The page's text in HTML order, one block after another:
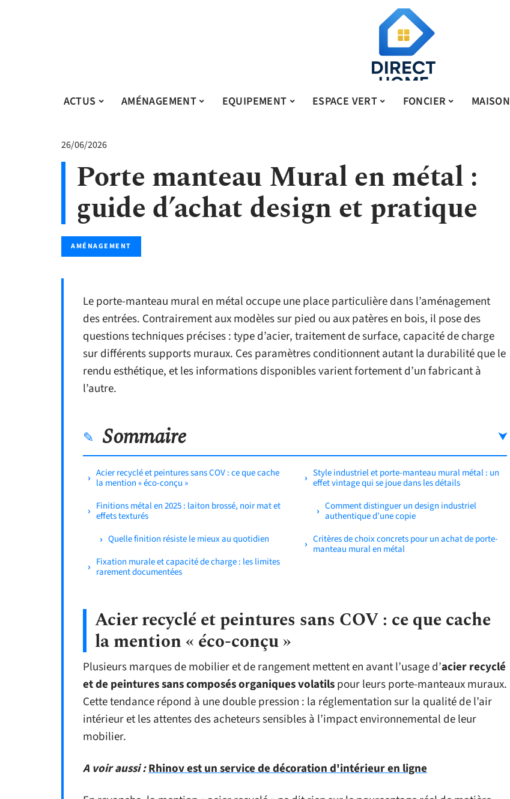
ACTUS AMÉNAGEMENT EQUIPEMENT ESPACE VERT FONCIER MAISON
26/06/2026
Porte manteau Mural en métal :
guide d’achat design et pratique
AMÉNAGEMENT
Le porte-manteau mural en métal occupe une place particulière dans l’aménagement
des entrées. Contrairement aux modèles sur pied ou aux patères en bois, il pose des
questions techniques précises : type d’acier, traitement de surface, capacité de charge
sur différents supports muraux. Ces paramètres conditionnent autant la durabilité que le
rendu esthétique, et les informations disponibles varient fortement d’un fabricant à
l’autre.
Sommaire
Acier recyclé et peintures sans COV : ce que cache
la mention « éco-conçu »
Finitions métal en 2025 : laiton brossé, noir mat et
effets texturés
Quelle finition résiste le mieux au quotidien
Fixation murale et capacité de charge : les limites
rarement documentées
Style industriel et porte-manteau mural métal : un
effet vintage qui se joue dans les détails
Comment distinguer un design industriel
authentique d’une copie
Critères de choix concrets pour un achat de porte-
manteau mural en métal
Acier recyclé et peintures sans COV : ce que cache
la mention « éco-conçu »
Plusieurs marques de mobilier et de rangement mettent en avant l’usage d’acier recyclé
et de peintures sans composés organiques volatilspour leurs porte-manteaux muraux.
Cette tendance répond à une double pression : la réglementation sur la qualité de l’air
intérieur et les attentes des acheteurs sensibles à l’impact environnemental de leur
mobilier.
A voir aussi :Rhinov est un service de décoration d'intérieur en ligne